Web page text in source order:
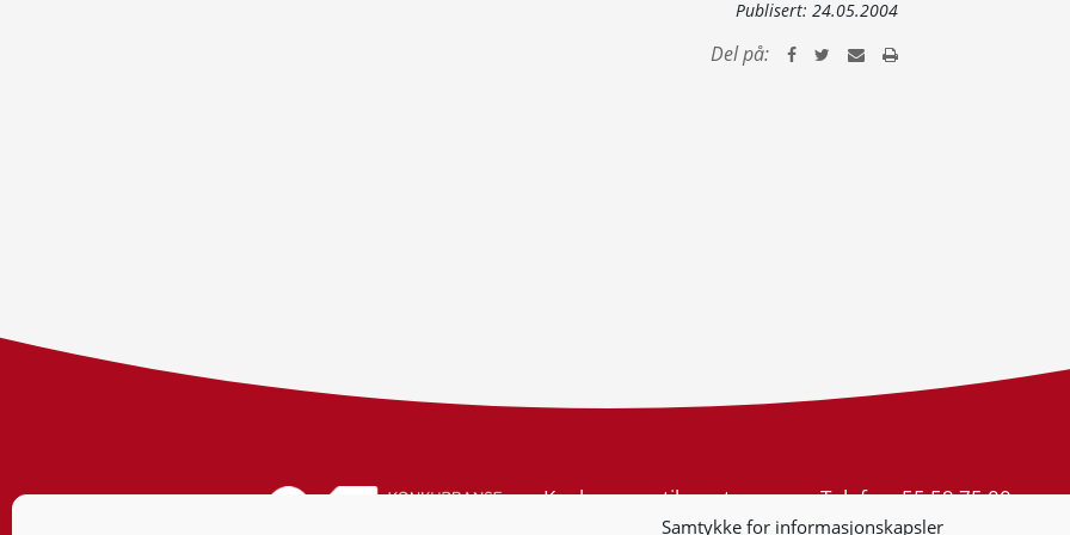
Samtykke for informasjonskapsler
Publisert: 24.05.2004
Del på:
Konkurransetilsynet
Postboks 439 Sentrum
Telefon:55 59 75 00
E-post:post@kt.no